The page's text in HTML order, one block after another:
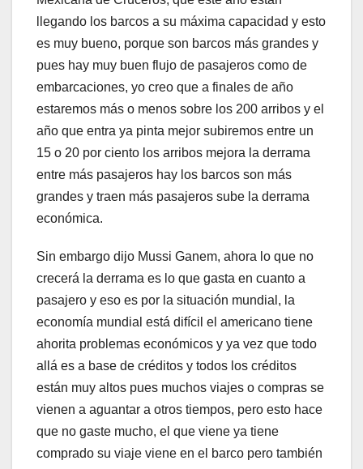
llegando los barcos a su máxima capacidad y esto
es muy bueno, porque son barcos más grandes y
pues hay muy buen flujo de pasajeros como de
embarcaciones, yo creo que a finales de año
estaremos más o menos sobre los 200 arribos y el
año que entra ya pinta mejor subiremos entre un
15 o 20 por ciento los arribos mejora la derrama
entre más pasajeros hay los barcos son más
grandes y traen más pasajeros sube la derrama
económica.
Sin embargo dijo Mussi Ganem, ahora lo que no
crecerá la derrama es lo que gasta en cuanto a
pasajero y eso es por la situación mundial, la
economía mundial está difícil el americano tiene
ahorita problemas económicos y ya vez que todo
allá es a base de créditos y todos los créditos
están muy altos pues muchos viajes o compras se
vienen a aguantar a otros tiempos, pero esto hace
que no gaste mucho, el que viene ya tiene
comprado su viaje viene en el barco pero también